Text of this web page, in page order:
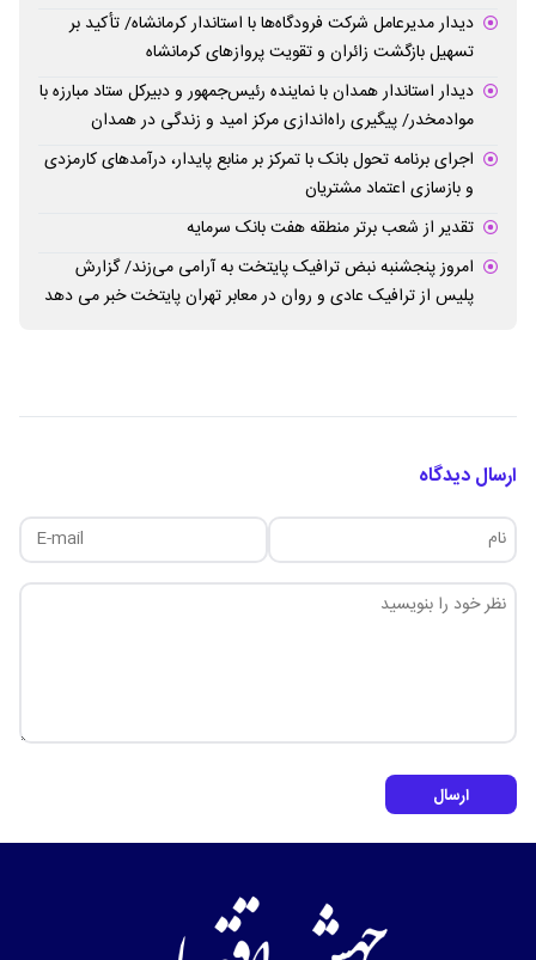
دیدار مدیرعامل شرکت فرودگاه‌ها با استاندار کرمانشاه/ تأکید بر
تسهیل بازگشت زائران و تقویت پروازهای کرمانشاه
دیدار استاندار همدان با نماینده رئیس‌جمهور و دبیرکل ستاد مبارزه با
موادمخدر/ پیگیری راه‌اندازی مرکز امید و زندگی در همدان
اجرای برنامه تحول بانک با تمرکز بر منابع پایدار، درآمدهای کارمزدی
و بازسازی اعتماد مشتریان
تقدیر از شعب برتر منطقه هفت بانک سرمایه
امروز پنجشنبه نبض ترافیک پایتخت به آرامی می‌زند/ گزارش
پلیس از ترافیک عادی و روان در معابر تهران پایتخت خبر می دهد
ارسال دیدگاه
ارسال